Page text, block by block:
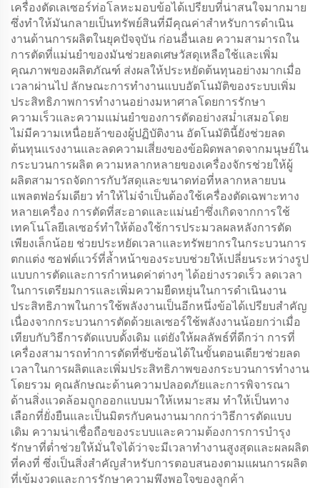
เครื่องตัดเลเซอร์ท่อโลหะมอบข้อได้เปรียบที่น่าสนใจมากมาย
ซึ่งทำให้มันกลายเป็นทรัพย์สินที่มีคุณค่าสำหรับการดำเนิน
งานด้านการผลิตในยุคปัจจุบัน ก่อนอื่นเลย ความสามารถใน
การตัดที่แม่นยำของมันช่วยลดเศษวัสดุเหลือใช้และเพิ่ม
คุณภาพของผลิตภัณฑ์ ส่งผลให้ประหยัดต้นทุนอย่างมากเมื่อ
เวลาผ่านไป ลักษณะการทำงานแบบอัตโนมัติของระบบเพิ่ม
ประสิทธิภาพการทำงานอย่างมหาศาลโดยการรักษา
ความเร็วและความแม่นยำของการตัดอย่างสม่ำเสมอโดย
ไม่มีความเหนื่อยล้าของผู้ปฏิบัติงาน อัตโนมัตินี้ยังช่วยลด
ต้นทุนแรงงานและลดความเสี่ยงของข้อผิดพลาดจากมนุษย์ใน
กระบวนการผลิต ความหลากหลายของเครื่องจักรช่วยให้ผู้
ผลิตสามารถจัดการกับวัสดุและขนาดท่อที่หลากหลายบน
แพลตฟอร์มเดียว ทำให้ไม่จำเป็นต้องใช้เครื่องตัดเฉพาะทาง
หลายเครื่อง การตัดที่สะอาดและแม่นยำซึ่งเกิดจากการใช้
เทคโนโลยีเลเซอร์ทำให้ต้องใช้การประมวลผลหลังการตัด
เพียงเล็กน้อย ช่วยประหยัดเวลาและทรัพยากรในกระบวนการ
ตกแต่ง ซอฟต์แวร์ที่ล้ำหน้าของระบบช่วยให้เปลี่ยนระหว่างรูป
แบบการตัดและการกำหนดค่าต่างๆ ได้อย่างรวดเร็ว ลดเวลา
ในการเตรียมการและเพิ่มความยืดหยุ่นในการดำเนินงาน
ประสิทธิภาพในการใช้พลังงานเป็นอีกหนึ่งข้อได้เปรียบสำคัญ
เนื่องจากกระบวนการตัดด้วยเลเซอร์ใช้พลังงานน้อยกว่าเมื่อ
เทียบกับวิธีการตัดแบบดั้งเดิม แต่ยังให้ผลลัพธ์ที่ดีกว่า การที่
เครื่องสามารถทำการตัดที่ซับซ้อนได้ในขั้นตอนเดียวช่วยลด
เวลาในการผลิตและเพิ่มประสิทธิภาพของกระบวนการทำงาน
โดยรวม คุณลักษณะด้านความปลอดภัยและการพิจารณา
ด้านสิ่งแวดล้อมถูกออกแบบมาให้เหมาะสม ทำให้เป็นทาง
เลือกที่ยั่งยืนและเป็นมิตรกับคนงานมากกว่าวิธีการตัดแบบ
เดิม ความน่าเชื่อถือของระบบและความต้องการการบำรุง
รักษาที่ต่ำช่วยให้มั่นใจได้ว่าจะมีเวลาทำงานสูงสุดและผลผลิต
ที่คงที่ ซึ่งเป็นสิ่งสำคัญสำหรับการตอบสนองตามแผนการผลิต
ที่เข้มงวดและการรักษาความพึงพอใจของลูกค้า